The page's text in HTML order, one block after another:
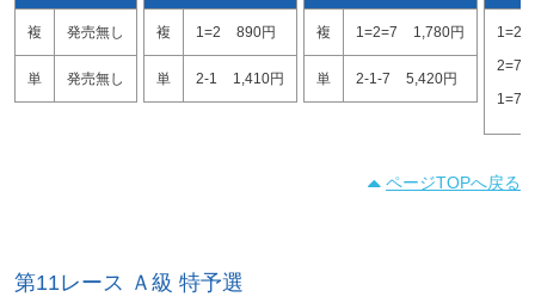
複 発売無し
単 発売無し
複 1=2 890円
単 2-1 1,410円
複 1=2=7 1,780円
単 2-1-7 5,420円
1=2
2=7
1=7
ページTOPへ戻る
第11レース Ａ級 特予選